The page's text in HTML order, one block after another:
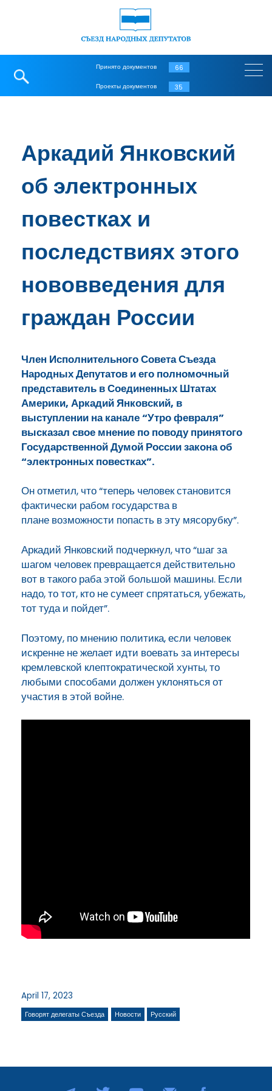
Принято документов 66
Проекты документов 35
Аркадий Янковский
об электронных
повестках и
последствиях этого
нововведения для
граждан России
Член Исполнительного Совета Съезда
Народных Депутатов и его полномочный
представитель в Соединенных Штатах
Америки, Аркадий Янковский, в
выступлении на канале “Утро февраля”
высказал свое мнение по поводу принятого
Государственной Думой России закона об
“электронных повестках”.
Он отметил, что “теперь человек становится
фактически рабом государства в
плане возможности попасть в эту мясорубку”.
Аркадий Янковский подчеркнул, что “шаг за
шагом человек превращаетсядействительно
вот в такого раба этой большой машины. Если
надо, то тот, кто несумеет спрятаться, убежать,
тот туда и пойдет”.
Поэтому, по мнению политика, если человек
искренне не желает идти воевать за интересы
кремлевской клептократической хунты, то
любыми способами должен уклоняться от
участия в этой войне.
April 17, 2023
Говорят делегаты Съезда Новости Русский